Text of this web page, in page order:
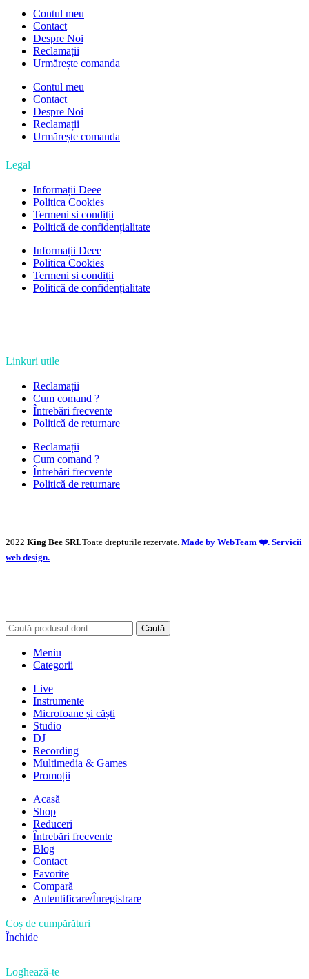
Contul meu
Contact
Despre Noi
Reclamații
Urmărește comanda
Contul meu
Contact
Despre Noi
Reclamații
Urmărește comanda
Legal
Informații Deee
Politica Cookies
Termeni si condiții
Politică de confidențialitate
Informații Deee
Politica Cookies
Termeni si condiții
Politică de confidențialitate
Linkuri utile
Reclamații
Cum comand ?
Întrebări frecvente
Politică de returnare
Reclamații
Cum comand ?
Întrebări frecvente
Politică de returnare
2022 King Bee SRLToate drepturile rezervate. Made by WebTeam ❤️. Servicii
web design.
Caută
Meniu
Categorii
Live
Instrumente
Microfoane și căști
Studio
DJ
Recording
Multimedia & Games
Promoții
Acasă
Shop
Reduceri
Întrebări frecvente
Blog
Contact
Favorite
Compară
Autentificare/Înregistrare
Coș de cumpărături
Închide
Loghează-te